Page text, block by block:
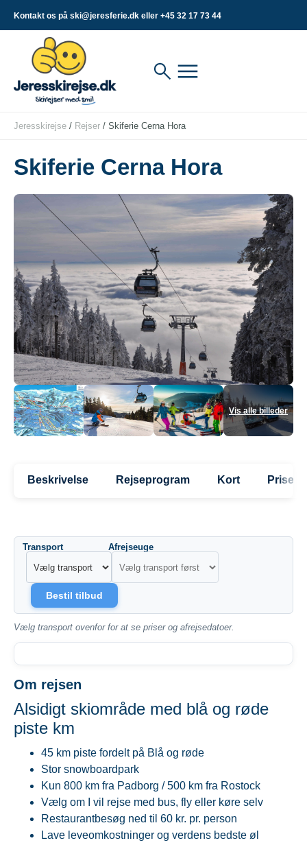
Kontakt os på ski@jeresferie.dk eller +45 32 17 73 44
Jeresskirejse / Rejser / Skiferie Cerna Hora
Skiferie Cerna Hora
Beskrivelse Rejseprogram Kort Priser
Transport Afrejseuge
Bestil tilbud
Vælg transport ovenfor for at se priser og afrejsedatoer.
Om rejsen
Alsidigt skiområde med blå og røde
piste km
45 km piste fordelt på Blå og røde
Stor snowboardpark
Kun 800 km fra Padborg / 500 km fra Rostock
Vælg om I vil rejse med bus, fly eller køre selv
Restaurantbesøg ned til 60 kr. pr. person
Lave leveomkostninger og verdens bedste øl